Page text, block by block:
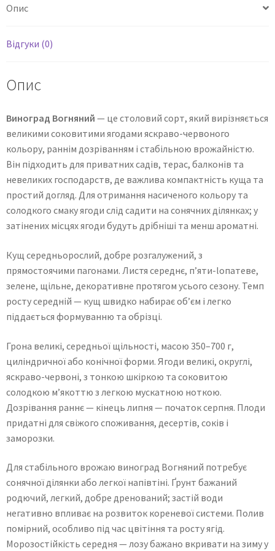
Опис
Відгуки (0)
Опис
Виноград Вогняний — це столовий сорт, який вирізняється
великими соковитими ягодами яскраво-червоного
кольору, раннім дозріванням і стабільною врожайністю.
Він підходить для приватних садів, терас, балконів та
невеликих господарств, де важлива компактність куща та
простий догляд. Для отримання насиченого кольору та
солодкого смаку ягоди слід садити на сонячних ділянках; у
затінених місцях ягоди будуть дрібніші та менш ароматні.
Кущ середньорослий, добре розгалужений, з
прямостоячими пагонами. Листя середнє, п’яти-lопатеве,
зелене, щільне, декоративне протягом усього сезону. Темп
росту середній — кущ швидко набирає об’єм і легко
піддається формуванню та обрізці.
Грона великі, середньої щільності, масою 350–700 г,
циліндричної або конічної форми. Ягоди великі, округлі,
яскраво-червоні, з тонкою шкіркою та соковитою
солодкою м’якоттю з легкою мускатною ноткою.
Дозрівання раннє — кінець липня — початок серпня. Плоди
придатні для свіжого споживання, десертів, соків і
заморозки.
Для стабільного врожаю виноград Вогняний потребує
сонячної ділянки або легкої напівтіні. Ґрунт бажаний
родючий, легкий, добре дренований; застій води
негативно впливає на розвиток кореневої системи. Полив
помірний, особливо під час цвітіння та росту ягід.
Морозостійкість середня — лозу бажано вкривати на зиму у